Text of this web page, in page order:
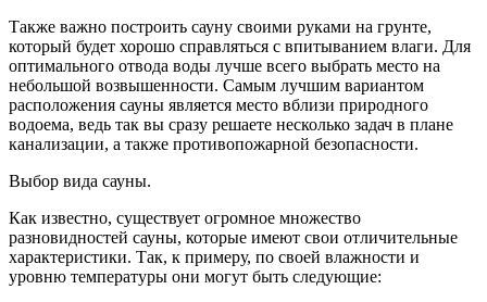
Также важно построить сауну своими руками на грунте,
который будет хорошо справляться с впитыванием влаги. Для
оптимального отвода воды лучше всего выбрать место на
небольшой возвышенности. Самым лучшим вариантом
расположения сауны является место вблизи природного
водоема, ведь так вы сразу решаете несколько задач в плане
канализации, а также противопожарной безопасности.
Выбор вида сауны.
Как известно, существует огромное множество
разновидностей сауны, которые имеют свои отличительные
характеристики. Так, к примеру, по своей влажности и
уровню температуры они могут быть следующие: